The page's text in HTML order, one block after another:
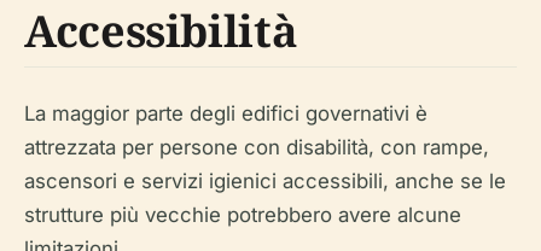
Accessibilità
La maggior parte degli edifici governativi è
attrezzata per persone con disabilità, con rampe,
ascensori e servizi igienici accessibili, anche se le
strutture più vecchie potrebbero avere alcune